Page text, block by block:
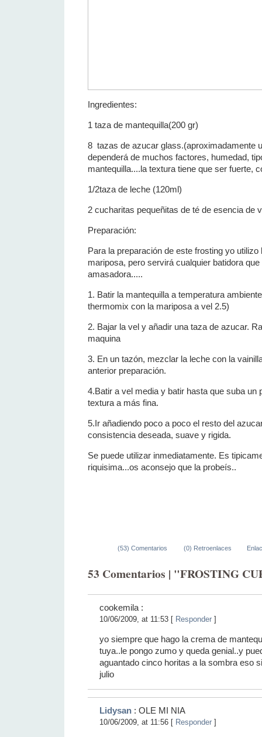
Ingredientes:
1 taza de mantequilla(200 gr)
8 tazas de azucar glass.(aproximadamente
dependerá de muchos factores, humedad,
mantequilla....la textura tiene que ser fuerte,
1/2taza de leche (120ml)
2 cucharitas pequeñitas de té de esencia de
Preparación:
Para la preparación de este frosting yo
mariposa, pero servirá cualquier batidora
amasadora.....
1. Batir la mantequilla a temperatura
thermomix con la mariposa a vel 2.5)
2. Bajar la vel y añadir una taza de azucar.
maquina
3. En un tazón, mezclar la leche con la
anterior preparación.
4.Batir a vel media y batir hasta que suba un
textura a más fina.
5.Ir añadiendo poco a poco el resto del
consistencia deseada, suave y rigida.
Se puede utilizar inmediatamente. Es
riquisima...os aconsejo que la probeís..
(53) Comentarios (0) Retroenlaces
53 Comentarios | "FROSTING
cookemila :
10/06/2009, at 11:53 [ Responder ]
yo siempre que hago la crema de
tuya..le pongo zumo y queda genial..y
aguantado cinco horitas a la sombra eso
julio
Lidysan : OLE MI NIA
10/06/2009, at 11:56 [ Responder ]